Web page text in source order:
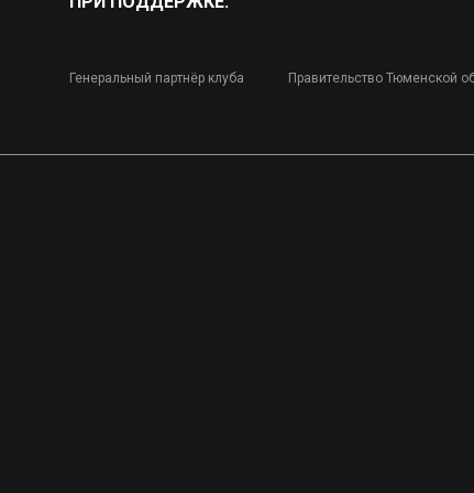
Генеральный партнёр клуба Правительство Тюменской